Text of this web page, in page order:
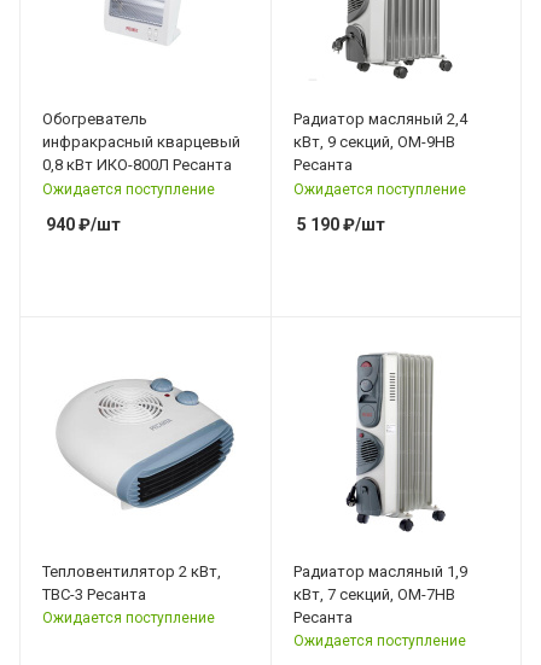
Обогреватель
инфракрасный кварцевый
0,8 кВт ИКО-800Л Ресанта
Ожидается поступление
940₽/шт
Радиатор масляный 2,4
кВт, 9 секций, ОМ-9НВ
Ресанта
Ожидается поступление
5 190₽/шт
Тепловентилятор 2 кВт,
ТВС-3 Ресанта
Ожидается поступление
Радиатор масляный 1,9
кВт, 7 секций, ОМ-7НВ
Ресанта
Ожидается поступление